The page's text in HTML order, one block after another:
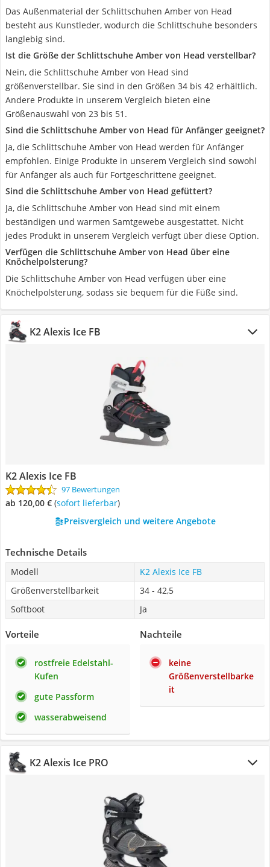
Das Außenmaterial der Schlittschuhen Amber von Head
besteht aus Kunstleder, wodurch die Schlittschuhe besonders
langlebig sind.
Ist die Größe der Schlittschuhe Amber von Head verstellbar?
Nein, die Schlittschuhe Amber von Head sind
größenverstellbar. Sie sind in den Größen 34 bis 42 erhältlich.
Andere Produkte in unserem Vergleich bieten eine
Größenauswahl von 23 bis 51.
Sind die Schlittschuhe Amber von Head für Anfänger geeignet?
Ja, die Schlittschuhe Amber von Head werden für Anfänger
empfohlen. Einige Produkte in unserem Vergleich sind sowohl
für Anfänger als auch für Fortgeschrittene geeignet.
Sind die Schlittschuhe Amber von Head gefüttert?
Ja, die Schlittschuhe Amber von Head sind mit einem
beständigen und warmen Samtgewebe ausgestattet. Nicht
jedes Produkt in unserem Vergleich verfügt über diese Option.
Verfügen die Schlittschuhe Amber von Head über eine
Knöchelpolsterung?
Die Schlittschuhe Amber von Head verfügen über eine
Knöchelpolsterung, sodass sie bequem für die Füße sind.
K2 Alexis Ice FB
K2 Alexis Ice FB
97 Bewertungen
ab 120,00 € ( Sofort lieferbar)
Preisvergleich und weitere Angebote
Technische Details
Modell
K2 Alexis Ice FB
Größenverstellbarkeit
34 - 42,5
Softboot
Ja
Vorteile
rostfreie Edelstahl-
Kufen
gute Passform
wasserabweisend
Nachteile
keine
Größenverstellbarke
it
K2 Alexis Ice PRO